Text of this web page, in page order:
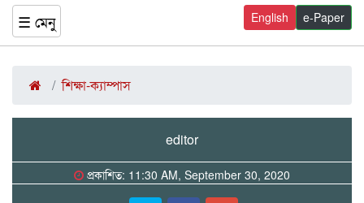
☰ মেনু e-Paper
English
শিক্ষা-ক্যাম্পাস
editor
প্রকাশিত: 11:30 AM, September 30, 2020